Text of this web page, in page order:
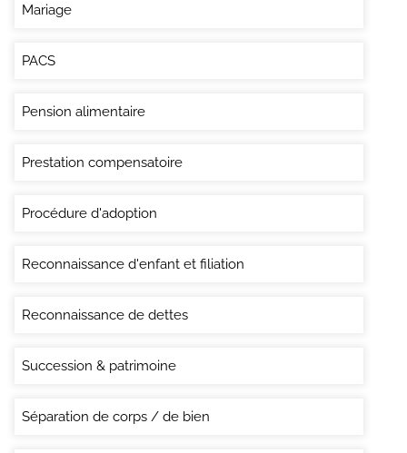
Mariage
PACS
Pension alimentaire
Prestation compensatoire
Procédure d'adoption
Reconnaissance d'enfant et filiation
Reconnaissance de dettes
Succession & patrimoine
Séparation de corps / de bien